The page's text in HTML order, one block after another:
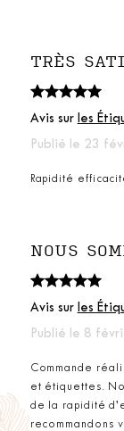
TRÈS
Avis sur les
Publié le 23
Rapidité
NOUS
Avis sur les
Publié le 8
Commande
et étiquettes.
de la rapidité
recommandons